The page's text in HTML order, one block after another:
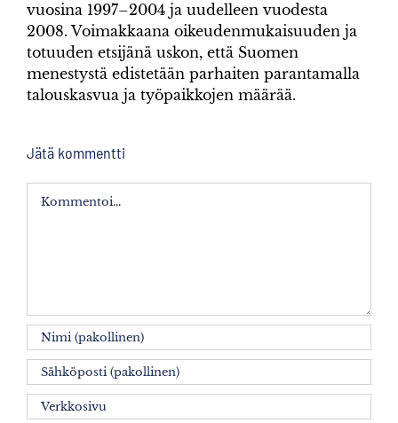
vuosina 1997–2004 ja uudelleen vuodesta
2008. Voimakkaana oikeudenmukaisuuden ja
totuuden etsijänä uskon, että Suomen
menestystä edistetään parhaiten parantamalla
talouskasvua ja työpaikkojen määrää.
Jätä kommentti
Kommentti